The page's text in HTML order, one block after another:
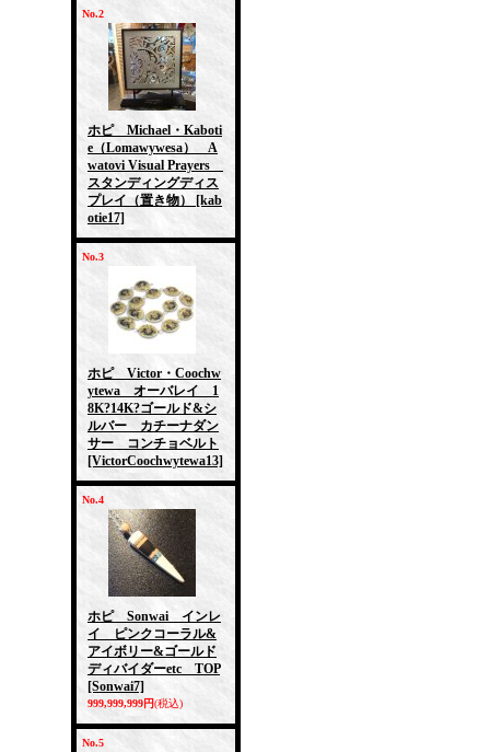
No.2
ホピ Michael・Kaboti
e（Lomawywesa） A
watovi Visual Prayers
スタンディングディス
プレイ（置き物）
[kab
otie17]
No.3
ホピ Victor・Coochw
ytewa オーバレイ 1
8K?14K?ゴールド&シ
ルバー カチーナダン
サー コンチョベルト
[VictorCoochwytewa13]
No.4
ホピ Sonwai インレ
イ ピンクコーラル&
アイボリー&ゴールド
ディバイダーetc TOP
[Sonwai7]
999,999,999円(税込)
No.5